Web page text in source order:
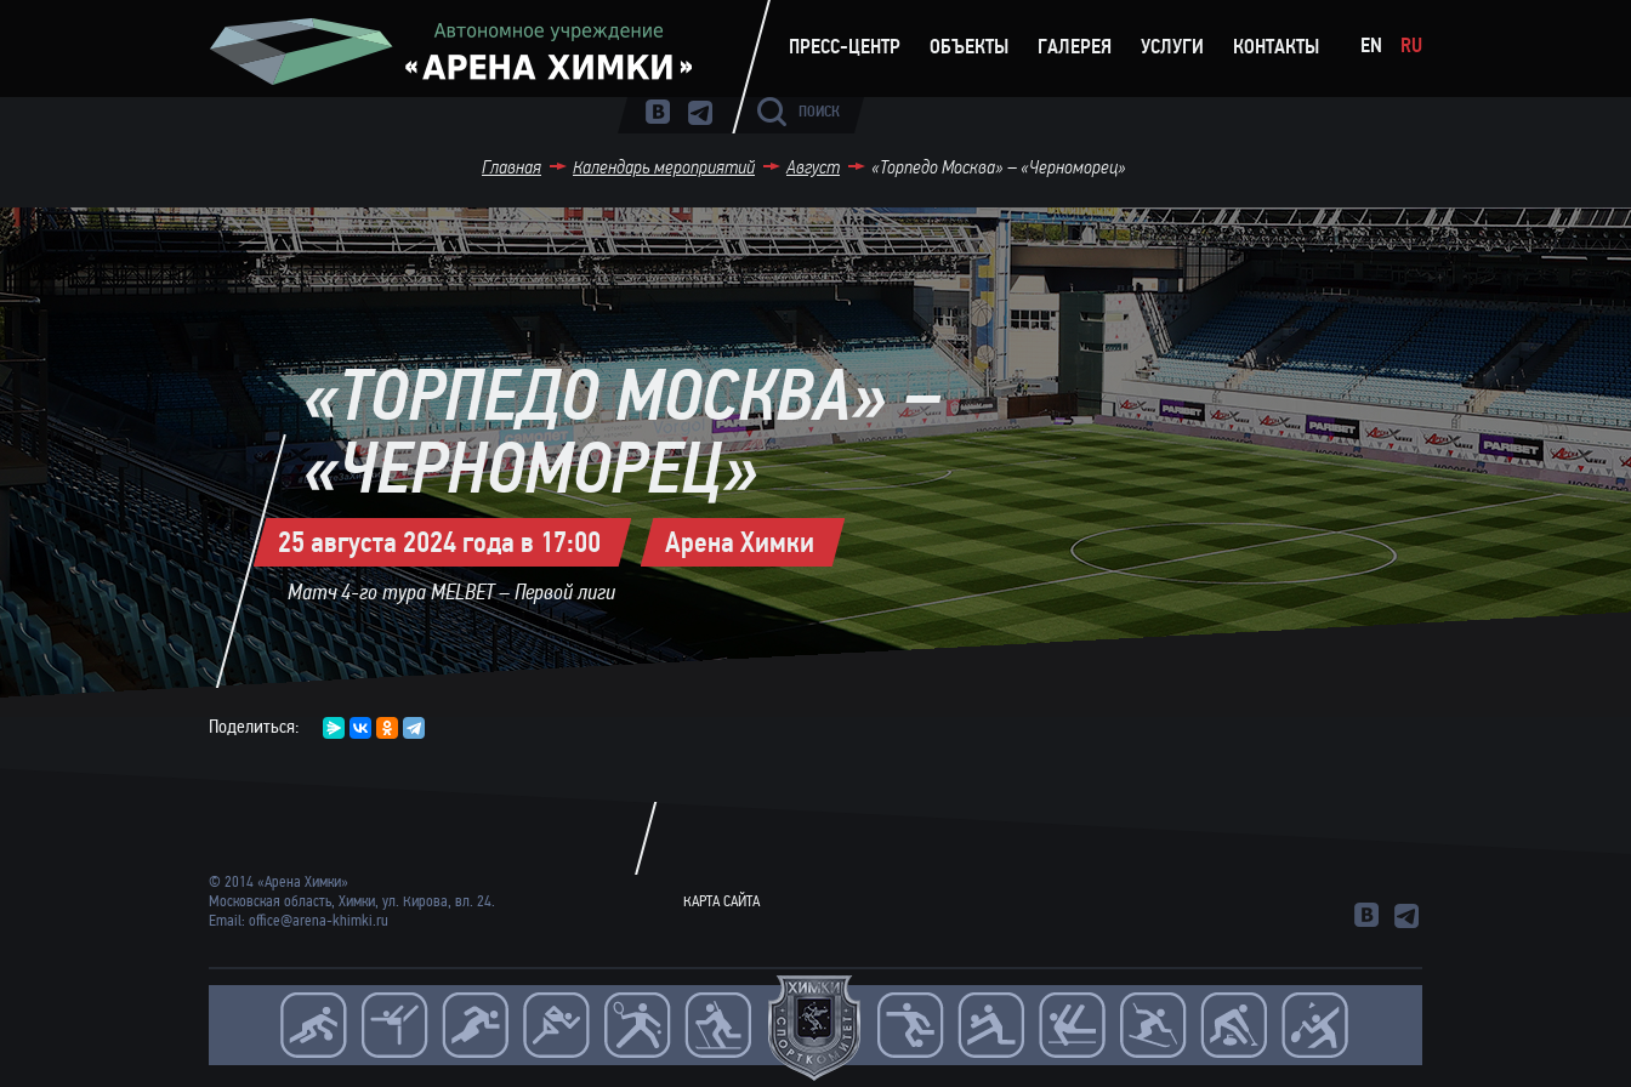
ПОИСК
ПРЕСС-ЦЕНТР ОБЪЕКТЫ ГАЛЕРЕЯ УСЛУГИ КОНТАКТЫ EN RU
Главная Календарь мероприятий Август «Торпедо Москва» – «Черноморец»
«ТОРПЕДО МОСКВА» –
«ЧЕРНОМОРЕЦ»
25 августа 2024 года в 17:00 Арена Химки
Матч 4-го тура MELBET – Первой лиги
Поделиться:
© 2014 «Арена Химки»
Московская область, Химки, ул. Кирова, вл. 24.
Email: office@arena-khimki.ru
КАРТА САЙТА